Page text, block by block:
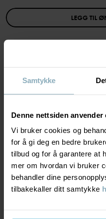
Samtykke
Denne nettsiden anvender
Vi bruker cookies og
for å gi deg en bedre
tilbud og for å garantere at
mer om hvordan vi bruker
behandler dine
tilbakekaller ditt samtykke
forsvinner ved vask.
Flekkene påvirker ikke
det ikke lever opp til vår
Produktsikkerhet:
KEEP AWAY FROM FIRE
Fabrikk:
Les mer
LEGG TIL
MATERIALE &
Materiale
100% Cotton Organic
Pleieråd
BÆREKRAFT
LEVERING OG
Levering & retur
Levering